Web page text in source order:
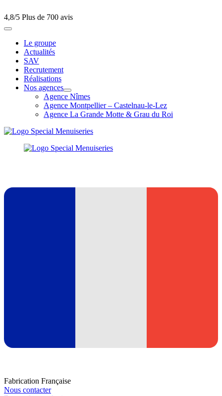
4,8/5 Plus de 700 avis
Le groupe
Actualités
SAV
Recrutement
Réalisations
Nos agences
Agence Nîmes
Agence Montpellier – Castelnau-le-Lez
Agence La Grande Motte & Grau du Roi
Fabrication Française
Nous contacter